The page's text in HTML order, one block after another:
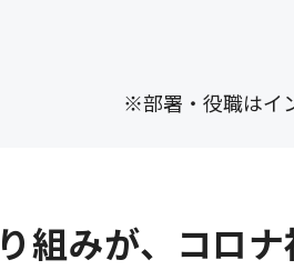
※部署・役職はイ
組みが、コロ